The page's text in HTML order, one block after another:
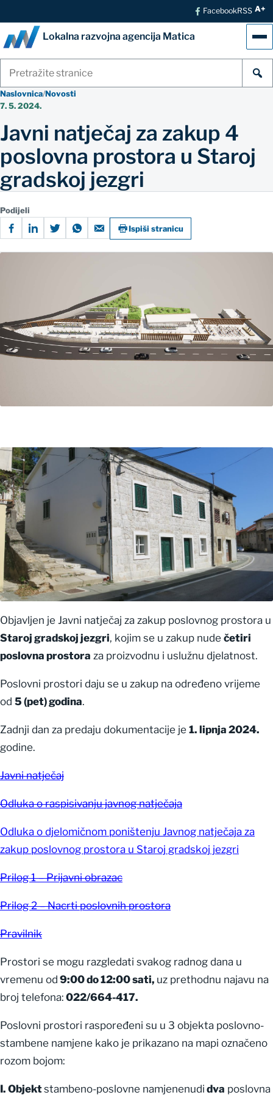
FacebookRSS A+
Lokalna razvojna agencija Matica
Naslovnica/Novosti
7. 5. 2024.
Javni natječaj za zakup 4
poslovna prostora u Staroj
gradskoj jezgri
Podijeli
Ispiši stranicu
Objavljen je Javni natječaj za zakup poslovnog prostora u
Staroj gradskoj jezgri, kojim se u zakup nude četiri
poslovna prostora za proizvodnu i uslužnu djelatnost.
Poslovni prostori daju se u zakup na određeno vrijeme
od 5 (pet) godina.
Zadnji dan za predaju dokumentacije je 1. lipnja 2024.
godine.
Javni natječaj
Odluka o raspisivanju javnog natječaja
Odluka o djelomičnom poništenju Javnog natječaja za
zakup poslovnog prostora u Staroj gradskoj jezgri
Prilog 1 – Prijavni obrazac
Prilog 2 – Nacrti poslovnih prostora
Pravilnik
Prostori se mogu razgledati svakog radnog dana u
vremenu od 9:00 do 12:00 sati, uz prethodnu najavu na
broj telefona: 022/664-417.
Poslovni prostori raspoređeni su u 3 objekta poslovno-
stambene namjene kako je prikazano na mapi označeno
rozom bojom:
I. Objektstambeno-poslovne namjenenudi dva poslovna